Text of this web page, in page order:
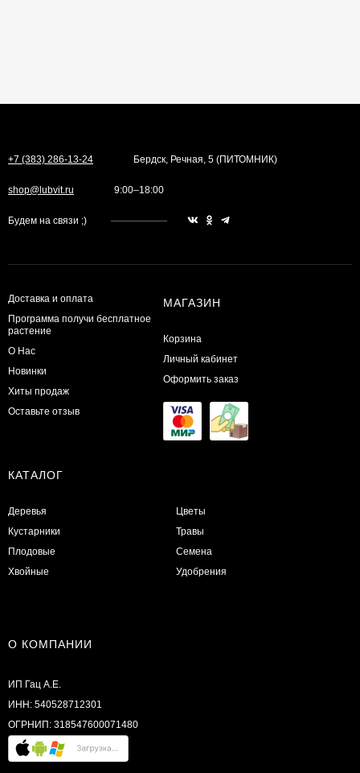
+7 (383) 286-13-24 Бердск, Речная, 5 (ПИТОМНИК)
shop@lubvit.ru 9:00–18:00
Будем на связи ;)
Доставка и оплата
Программа получи бесплатное
растение
О Нас
Новинки
Хиты продаж
Оставьте отзыв
МАГАЗИН
Корзина
Личный кабинет
Оформить заказ
КАТАЛОГ
Деревья
Кустарники
Плодовые
Хвойные
Цветы
Травы
Семена
Удобрения
О КОМПАНИИ
ИП Гац А.Е.
ИНН: 540528712301
ОГРНИП: 318547600071480